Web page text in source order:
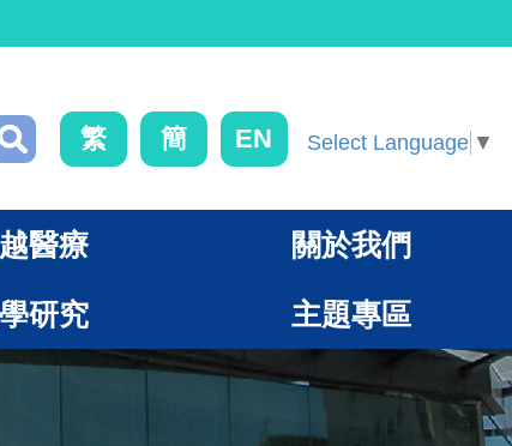
繁 簡 EN Select Language ▼
醫療 關於我們
研究 主題專區